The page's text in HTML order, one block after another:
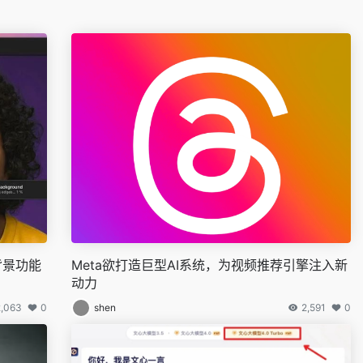
功能
0
Meta欲打造巨型AI系统，为视频推荐引擎注入新
动力
shen 2,591 0